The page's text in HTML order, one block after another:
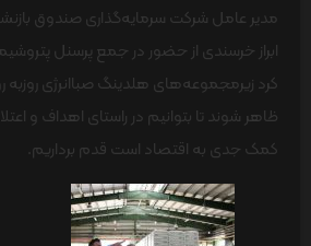
مدیر عامل شرکت سرمایه‌گذاری صندوق
ابراز خرسندی از حضور در جمع پرسنل
کرد زیرمجموعه‌های هلدینگ صباانرژی روزبه
ظاهر شوند تا بتوانیم در راستای اهداف و
کمک جدی به اقتصاد است قدم برداریم.